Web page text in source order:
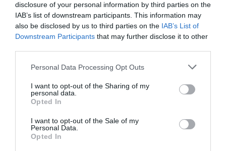
disclosure of your personal information by third parties on the
IAB’s list of downstream participants. This information may
also be disclosed by us to third parties on the IAB’s List of
Downstream Participants that may further disclose it to other
Please note that this website/app uses one or more Google
not limited to your visit or usage behaviour. You may click to
grant or deny consent to Google and its third-party tags to
use your data for below specified purposes in below Google
consent section.
Personal Data Processing Opt Outs
I want to opt-out of the Sharing of my
personal data.
Opted In
I want to opt-out of the Sale of my
Personal Data.
Opted In